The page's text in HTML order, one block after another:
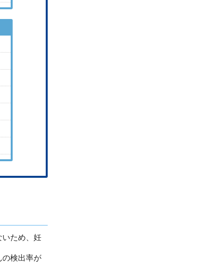
いため、妊
の検出率が